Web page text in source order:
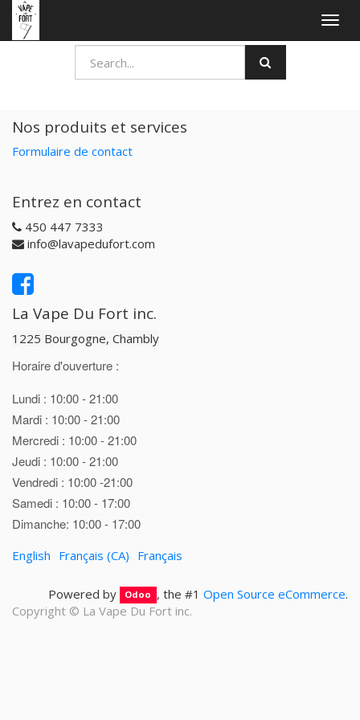
Nos produits et services
Formulaire de contact
Entrez en contact
450 447 7333
info@lavapedufort.com
La Vape Du Fort inc.
1225 Bourgogne, Chambly
Horaire d'ouverture :
Lundi : 10:00 - 21:00
Mardi : 10:00 - 21:00
Mercredi : 10:00 - 21:00
Jeudi : 10:00 - 21:00
Vendredi : 10:00 -21:00
Samedi : 10:00 - 17:00
Dimanche: 10:00 - 17:00
English Français (CA) Français
Powered by Odoo , the #1 Open Source eCommerce.
Copyright © La Vape Du Fort inc.